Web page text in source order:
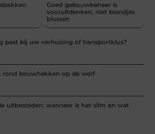
Goed gebouwbeheer is
vooruitdenken, niet brandjes
blussen
past bij uw verhuizing of transportklus?
rond bouwhekken op de werf
uitbesteden: wanneer is het slim en wat